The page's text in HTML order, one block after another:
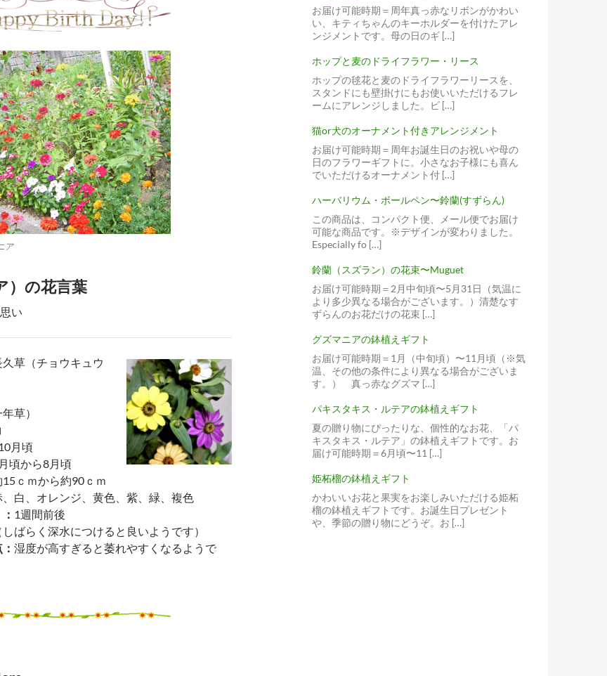
ア
）の花言葉
い
草（チョウキュウ
草）
月頃
頃から8月頃
15ｃｍから約90ｃｍ
、白、オレンジ、黄色、紫、緑、複色
1週間前後
ばらく深水につけると良いようです）
湿度が高すぎると萎れやすくなるようで
お届け可能時期＝周年真っ赤なリボンがかわい
い、キティちゃんのキーホルダーを付けたアレ
ンジメントです。母の日のギ […]
ホップと麦のドライフラワー・リース
ホップの毬花と麦のドライフラワーリースを、
スタンドにも壁掛けにもお使いいただけるフレ
ームにアレンジしました。ビ […]
猫or犬のオーナメント付きアレンジメント
お届け可能時期＝周年お誕生日のお祝いや母の
日のフラワーギフトに。小さなお子様にも喜ん
でいただけるオーナメント付 […]
ハーバリウム・ボールペン〜鈴蘭(すずらん)
この商品は、コンパクト便、メール便でお届け
可能な商品です。※デザインが変わりました。
Especially fo […]
鈴蘭（スズラン）の花束〜Muguet
お届け可能時期＝2月中旬頃〜5月31日（気温に
より多少異なる場合がございます。）清楚なす
ずらんのお花だけの花束 […]
グズマニアの鉢植えギフト
お届け可能時期＝1月（中旬頃）〜11月頃（※気
温、その他の条件により異なる場合がございま
す。） 真っ赤なグズマ […]
パキスタキス・ルテアの鉢植えギフト
夏の贈り物にぴったりな、個性的なお花、「パ
キスタキス・ルテア」の鉢植えギフトです。お
届け可能時期＝6月頃〜11 […]
姫柘榴の鉢植えギフト
かわいいお花と果実をお楽しみいただける姫柘
榴の鉢植えギフトです。お誕生日プレゼント
や、季節の贈り物にどうぞ。お […]